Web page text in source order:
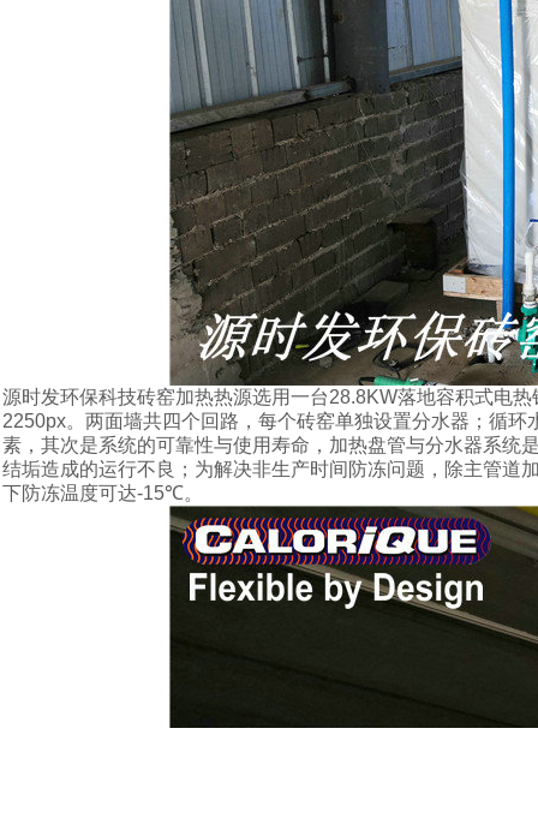
源时发环保科技砖窑加热热源选用一台28.8KW落地容积式电
2250px。两面墙共四个回路，每个砖窑单独设置分水器；循环
素，其次是系统的可靠性与使用寿命，加热盘管与分水器系统
结垢造成的运行不良；为解决非生产时间防冻问题，除主管道
下防冻温度可达-15℃。